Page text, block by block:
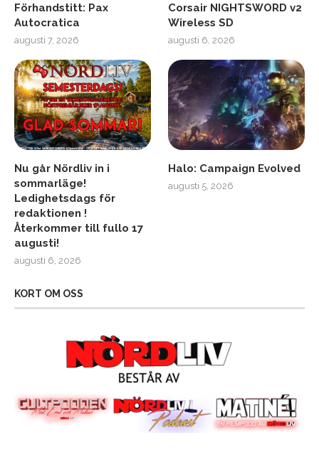
Förhandstitt: Pax
Autocratica
augusti 7, 2026
Corsair NIGHTSWORD v2
Wireless SD
augusti 6, 2026
Nu går Nördliv in i
sommarläge!
Ledighetsdags för
redaktionen !
Återkommer till fullo 17
augusti!
augusti 6, 2026
Halo: Campaign Evolved
augusti 5, 2026
KORT OM OSS